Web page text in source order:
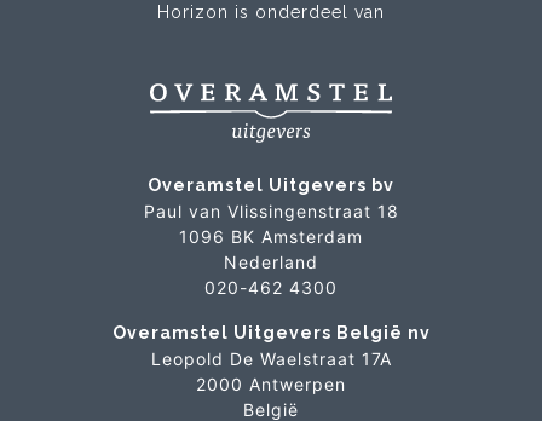
Horizon is onderdeel van
Overamstel Uitgevers bv
Paul van Vlissingenstraat 18
1096 BK Amsterdam
Nederland
020-462 4300
Overamstel Uitgevers België nv
Leopold De Waelstraat 17A
2000 Antwerpen
België